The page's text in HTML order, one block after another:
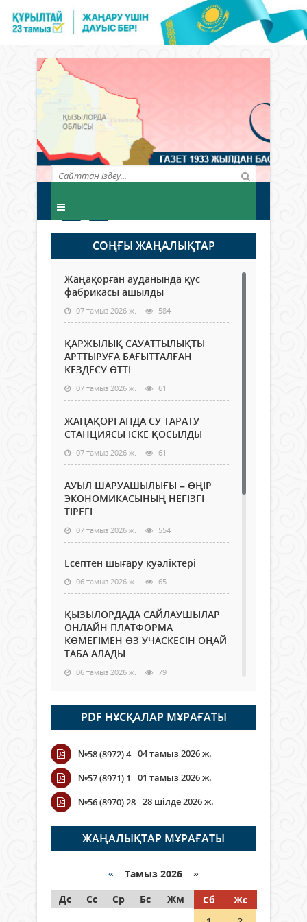
СОҢҒЫ ЖАҢАЛЫҚТАР
Жаңақорған ауданында құс
фабрикасы ашылды
07 тамыз 2026 ж. 584
ҚАРЖЫЛЫҚ САУАТТЫЛЫҚТЫ
АРТТЫРУҒА БАҒЫТТАЛҒАН
КЕЗДЕСУ ӨТТІ
07 тамыз 2026 ж. 61
ЖАҢАҚОРҒАНДА СУ ТАРАТУ
СТАНЦИЯСЫ ІСКЕ ҚОСЫЛДЫ
07 тамыз 2026 ж. 61
АУЫЛ ШАРУАШЫЛЫҒЫ – ӨҢІР
ЭКОНОМИКАСЫНЫҢ НЕГІЗГІ
ТІРЕГІ
07 тамыз 2026 ж. 554
Есептен шығару куәліктері
06 тамыз 2026 ж. 65
ҚЫЗЫЛОРДАДА САЙЛАУШЫЛАР
ОНЛАЙН ПЛАТФОРМА
КӨМЕГІМЕН ӨЗ УЧАСКЕСІН ОҢАЙ
ТАБА АЛАДЫ
06 тамыз 2026 ж. 79
Open Air: Қызылорда облысы
полиция департаменті 20
мыңнан астам көрерменнің
қауіпсіздігін қамтамасыз етті
06 тамыз 2026 ж.
Wi-Fi ҚАБЫРҒА АРҚЫЛЫ ҚАЛАЙ
ӨТЕДІ?
06 тамыз 2026 ж. 256
граждане Казахстана,
05 тамыз 2026 ж. 136
PDF НҰСҚАЛАР МҰРАҒАТЫ
№58 (8972) 4 04 тамыз 2026 ж.
№57 (8971) 1
01 тамыз 2026 ж.
№56 (8970) 28 28 шілде 2026 ж.
ЖАҢАЛЫҚТАР МҰРАҒАТЫ
« Тамыз 2026 »
Дс
Сс Ср Бс Жм Сб
Жс